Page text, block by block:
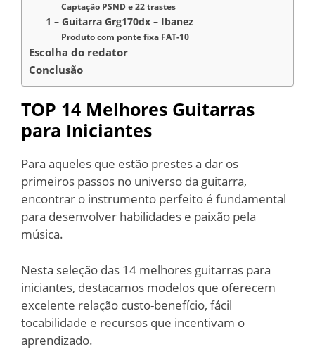
Captação PSND e 22 trastes
1 – Guitarra Grg170dx – Ibanez
Produto com ponte fixa FAT-10
Escolha do redator
Conclusão
TOP 14 Melhores Guitarras
para Iniciantes
Para aqueles que estão prestes a dar os
primeiros passos no universo da guitarra,
encontrar o instrumento perfeito é fundamental
para desenvolver habilidades e paixão pela
música.
Nesta seleção das 14 melhores guitarras para
iniciantes, destacamos modelos que oferecem
excelente relação custo-benefício, fácil
tocabilidade e recursos que incentivam o
aprendizado.